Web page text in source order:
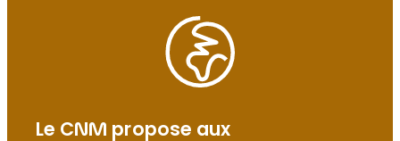
Le CNM propose aux